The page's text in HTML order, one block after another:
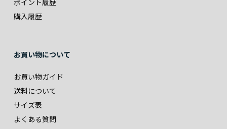
ポイント履歴
購入履歴
お買い物について
お買い物ガイド
送料について
サイズ表
よくある質問